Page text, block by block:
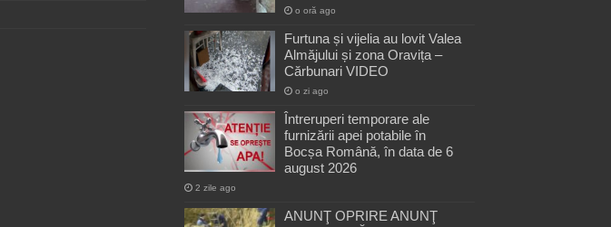
o oră ago
Furtuna și vijelia au lovit Valea
Almăjului și zona Oravița –
Cărbunari VIDEO
o zi ago
Întreruperi temporare ale
furnizării apei potabile în
Bocșa Română, în data de 6
august 2026
2 zile ago
ANUNŢ OPRIRE ANUNŢ